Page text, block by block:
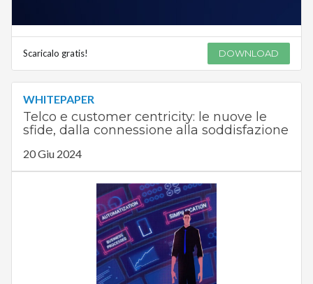
Scaricalo gratis! DOWNLOAD
WHITEPAPER
Telco e customer centricity: le nuove le
sfide, dalla connessione alla soddisfazione
20 Giu 2024